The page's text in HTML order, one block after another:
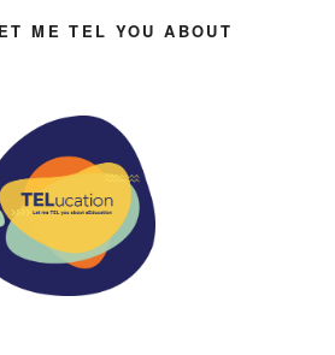
ME TEL YOU ABOUT